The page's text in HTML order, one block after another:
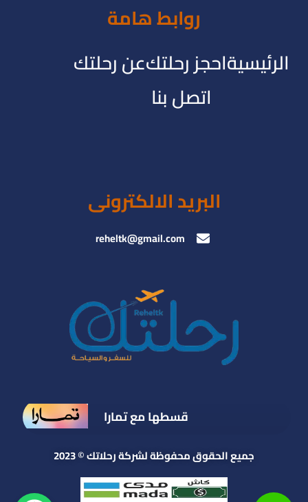
روابط هامة
الرئيسيةاحجز رحلتكعن رحلتك
اتصل بنا
البريد الالكترونى
reheltk@gmail.com
قسطها مع تمارا
جميع الحقوق محفوظة لشركة رحلاتك © 2023